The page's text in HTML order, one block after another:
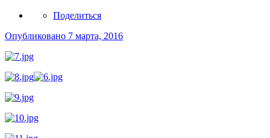
Поделиться
Опубликовано 7 марта, 2016